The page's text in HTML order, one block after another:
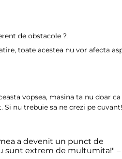
de obstacole ?️.
toate acestea nu vor afecta
vopsea, masina ta nu doar
nu trebuie sa ne crezi pe
a devenit un punct de
sunt extrem de multumita!" –